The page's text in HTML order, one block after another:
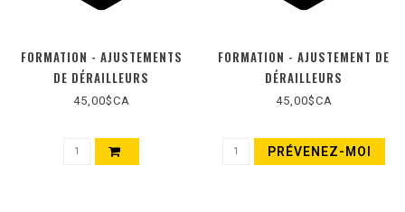
FORMATION - AJUSTEMENTS
DE DÉRAILLEURS
ÉLÉCTRONIQUES (DI2 & AXS) -
45,00$CA
FORMATION - AJUSTEMENT DE
DÉRAILLEURS
45,00$CA
PRÉVENEZ-MOI